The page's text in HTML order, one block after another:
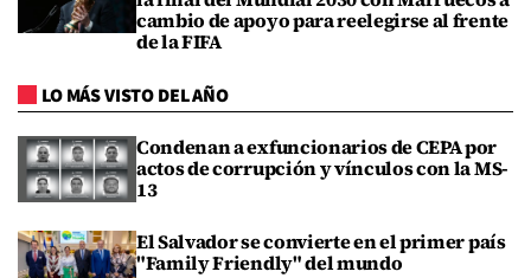
cambio de apoyo para reelegirse al frente
de la FIFA
LO MÁS VISTO DEL AÑO
Condenan a exfuncionarios de CEPA por
actos de corrupción y vínculos con la MS-
13
El Salvador se convierte en el primer país
"Family Friendly" del mundo